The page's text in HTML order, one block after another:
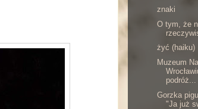
znaki
O tym, że
żyć (haiku)
Muzeum
podróż...
Gorzka
"Ja już